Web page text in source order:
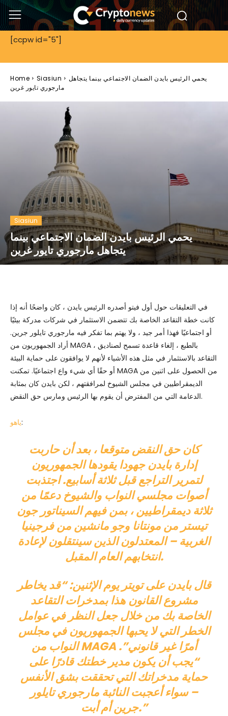
[ccpw id="5"]
Home Siasiun
يحمي الرئيس بايدن الضمان الاجتماعي بينما يتجاهل
مارجوري تايور غرين
Siasiun
يحمي الرئيس بايدن الضمان الاجتماعي بينما
يتجاهل مارجوري تايور غرين
في التعليقات حول أول فيتو أصدره الرئيس بايدن ، كان واضحًا أنه إذا
كانت خطة التقاعد الخاصة بك تتضمن الاستثمار في شركات مدركة بيئيًا
أو اجتماعيًا فهذا أمر جيد ، ولا يهتم بما تفكر فيه مارجوري تايلور جرين.
أراد الجمهوريون من MAGA ، بالطبع ، إلغاء قاعدة تسمح لصناديق
التقاعد بالاستثمار في مثل هذه الأشياء لأنهم لا يوافقون على حماية البيئة
أو حقًا أي شيء واع اجتماعيًا. تمكنت MAGA من الحصول على اثنين من
الديمقراطيين في مجلس الشيوخ لمرافقتهم ، لكن بايدن كان بمثابة
الدعامة التي من المفترض أن يقوم بها الرئيس ومارس حق النقض.
ياهو:
كان حق النقض متوقعا ، بعد أن حاربت
إدارة بايدن جهودا يقودها الجمهوريون
لتمرير التراجع قبل ثلاثة أسابيع. اجتذبت
أصوات مجلسي النواب والشيوخ دعمًا من
ثلاثة ديمقراطيين ، بمن فيهم السيناتور جون
تيستر من مونتانا وجو مانشين من فرجينيا
الغربية – المعتدلون الذين سينتقلون لإعادة
انتخابهم العام المقبل.
قال بايدن على تويتر يوم الإثنين: “قد يخاطر
مشروع القانون هذا بمدخرات التقاعد
الخاصة بك من خلال جعل النظر في عوامل
الخطر التي لا يحبها الجمهوريون في مجلس
النواب من MAGA أمرًا غير قانوني”.
“يجب أن يكون مدير خطتك قادرًا على
حماية مدخراتك التي تحققت بشق الأنفس
– سواء أعجبت النائبة مارجوري تايلور
جرين أم أبت.”